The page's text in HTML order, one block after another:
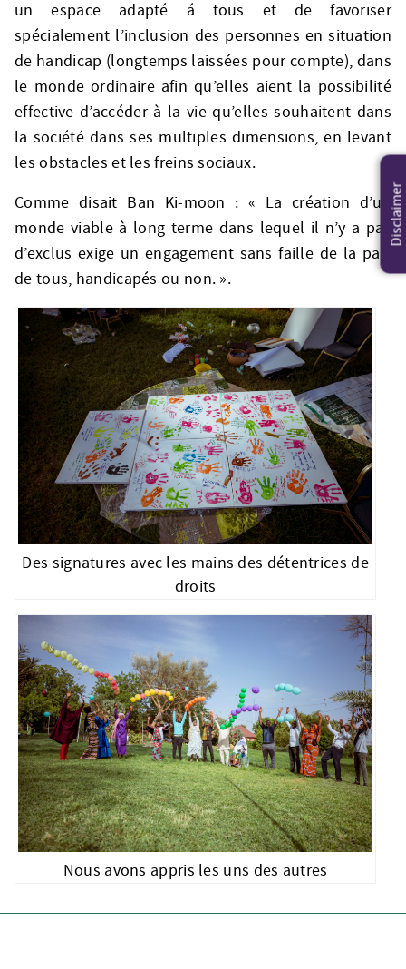
un espace adapté á tous et de favoriser
spécialement l’inclusion des personnes en situation
de handicap (longtemps laissées pour compte), dans
le monde ordinaire afin qu’elles aient la possibilité
effective d’accéder à la vie qu’elles souhaitent dans
la société dans ses multiples dimensions, en levant
les obstacles et les freins sociaux.
Comme disait Ban Ki-moon : « La création d’un
monde viable à long terme dans lequel il n’y a pas
d’exclus exige un engagement sans faille de la part
de tous, handicapés ou non. ».
Des signatures avec les mains des détentrices de
droits
Nous avons appris les uns des autres
Disclaimer